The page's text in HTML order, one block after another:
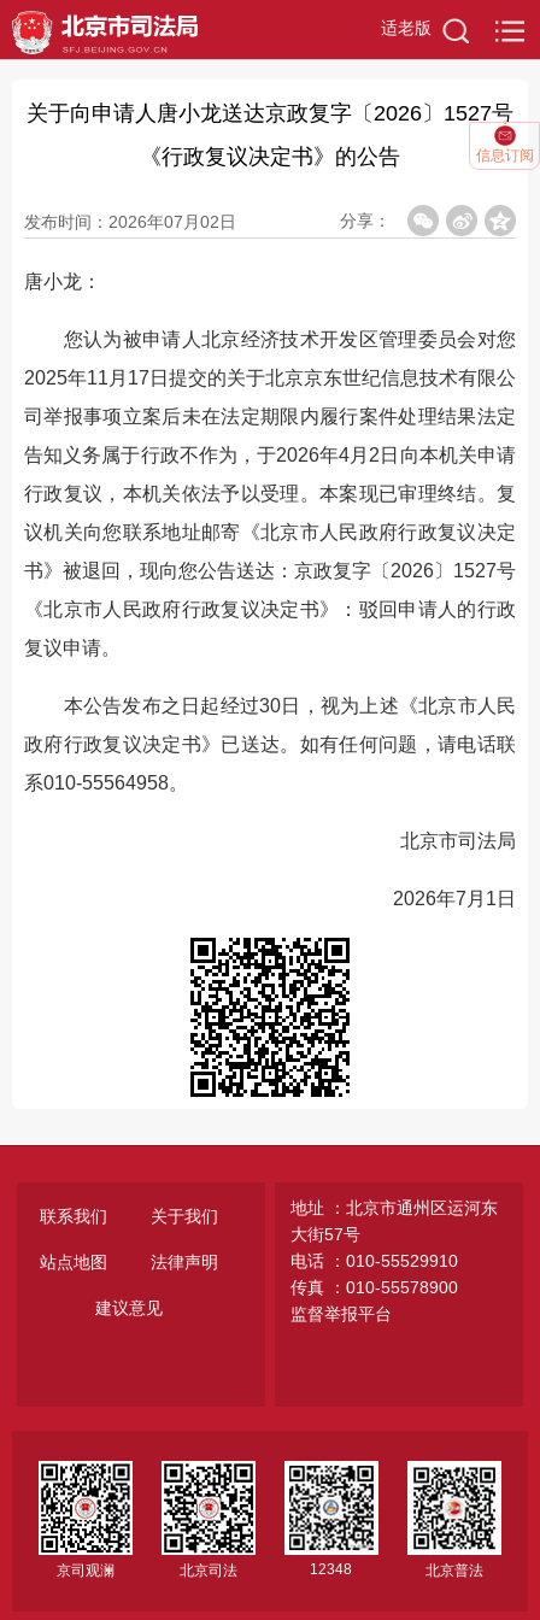
适老版
信息订阅
关于向申请人唐小龙送达京政复字〔2026〕1527号
《行政复议决定书》的公告
发布时间：2026年07月02日 分享：
唐小龙：
您认为被申请人北京经济技术开发区管理委员会对您
2025年11月17日提交的关于北京京东世纪信息技术有限公
司举报事项立案后未在法定期限内履行案件处理结果法定
告知义务属于行政不作为，于2026年4月2日向本机关申请
行政复议，本机关依法予以受理。本案现已审理终结。复
议机关向您联系地址邮寄《北京市人民政府行政复议决定
书》被退回，现向您公告送达：京政复字〔2026〕1527号
《北京市人民政府行政复议决定书》：驳回申请人的行政
复议申请。
本公告发布之日起经过30日，视为上述《北京市人民
政府行政复议决定书》已送达。如有任何问题，请电话联
系010-55564958。
北京市司法局
2026年7月1日
联系我们 关于我们
站点地图 法律声明
建议意见
地址 ：北京市通州区运河东
大街57号
电话 ：010-55529910
传真 ：010-55578900
监督举报平台
京司观澜 北京司法 12348 北京普法